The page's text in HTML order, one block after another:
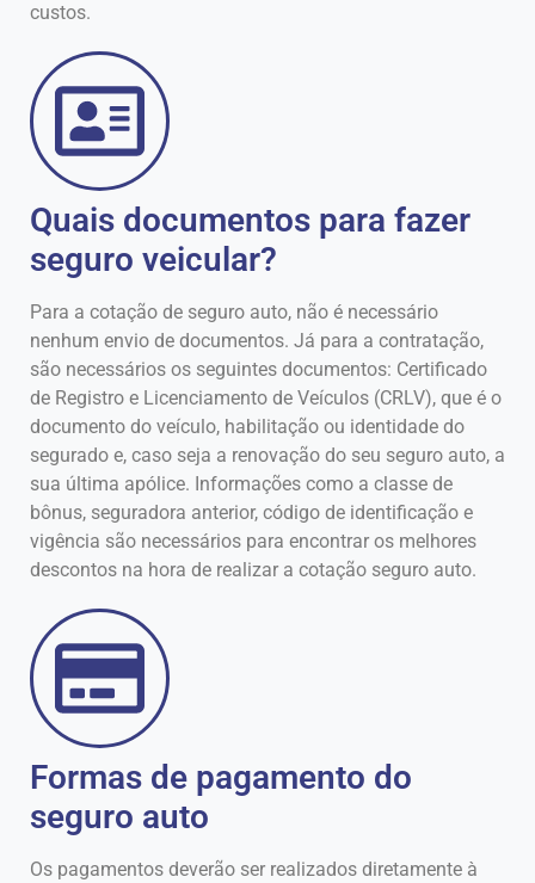
custos.
Quais documentos para fazer
seguro veicular?
Para a cotação de seguro auto, não é necessário
nenhum envio de documentos. Já para a contratação,
são necessários os seguintes documentos: Certificado
de Registro e Licenciamento de Veículos (CRLV), que é o
documento do veículo, habilitação ou identidade do
segurado e, caso seja a renovação do seu seguro auto, a
sua última apólice. Informações como a classe de
bônus, seguradora anterior, código de identificação e
vigência são necessários para encontrar os melhores
descontos na hora de realizar a cotação seguro auto.
Formas de pagamento do
seguro auto
Os pagamentos deverão ser realizados diretamente à